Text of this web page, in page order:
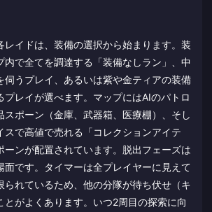
レイドは、装備の選択から始まります。装
内で全てを調達する「装備なしラン」、中
伺うプレイ、あるいは紫や金ティアの装備
プレイが選べます。マップにはAIのパトロ
スポーン（金庫、武器箱、医療棚）、そし
スで高値で売れる「コレクションアイテ
ーンが配置されています。脱出フェーズは
面です。タイマーは全プレイヤーに見えて
られているため、他の分隊が待ち伏せ（キ
とがよくあります。いつ2周目の探索に向